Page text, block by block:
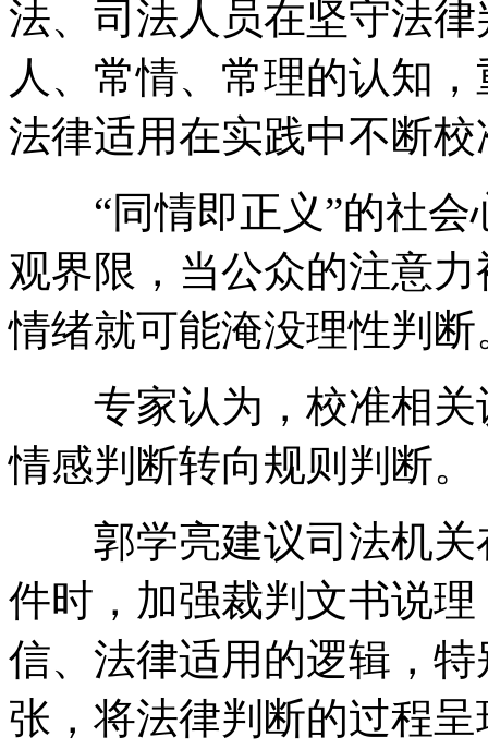
法、司法人员在坚守法
人、常情、常理的认知
法律适用在实践中不断
“同情即正义”的社会
观界限，当公众的注意
情绪就可能淹没理性判断
专家认为，校准相关
情感判断转向规则判断。
郭学亮建议司法机关
件时，加强裁判文书说
信、法律适用的逻辑，
张，将法律判断的过程